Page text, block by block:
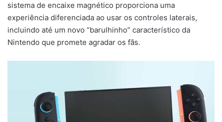
sistema de encaixe magnético proporciona uma
experiência diferenciada ao usar os controles laterais,
incluindo até um novo “barulhinho” característico da
Nintendo que promete agradar os fãs.